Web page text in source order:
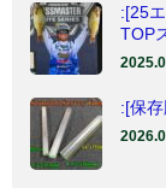
:[25
TOP
:[保